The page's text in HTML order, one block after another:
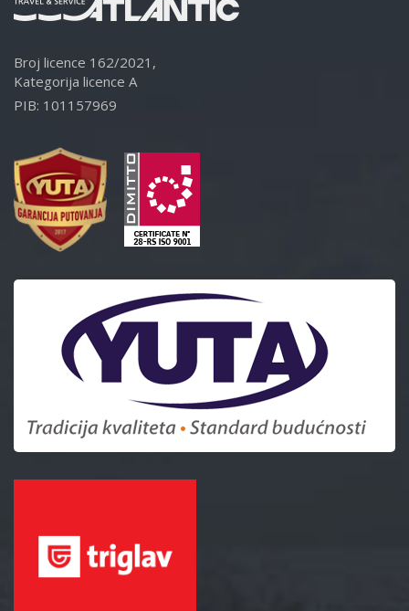
Broj licence 162/2021,
Kategorija licence A
PIB: 101157969